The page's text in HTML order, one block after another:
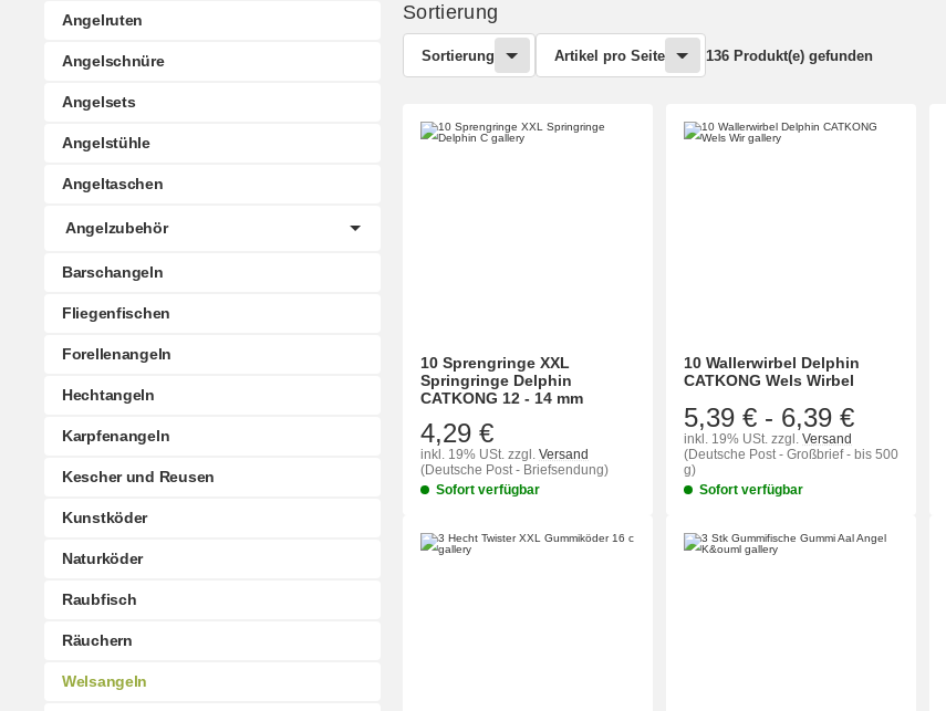
Sortierung
Sortierung Artikel pro Seite 136 Produkt(e) gefunden
10 Sprengringe XXL
Springringe Delphin
CATKONG 12 - 14 mm
4,29 €
inkl. 19% USt. zzgl. Versand
(Deutsche Post - Briefsendung)
Sofort verfügbar
10 Wallerwirbel Delphin
CATKONG Wels Wirbel
5,39 € - 6,39 €
inkl. 19% USt. zzgl. Versand
(Deutsche Post - Großbrief - bis 500
g)
Sofort verfügbar
Angelruten
Angelschnüre
Angelsets
Angelstühle
Angeltaschen
Angelzubehör
Barschangeln
Fliegenfischen
Forellenangeln
Hechtangeln
Karpfenangeln
Kescher und Reusen
Kunstköder
Naturköder
Raubfisch
Räuchern
Welsangeln